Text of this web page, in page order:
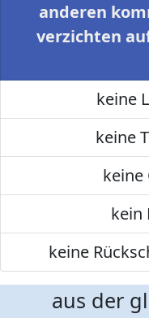
anderen
verzichten
keine
keine
keine
kein
keine
aus der